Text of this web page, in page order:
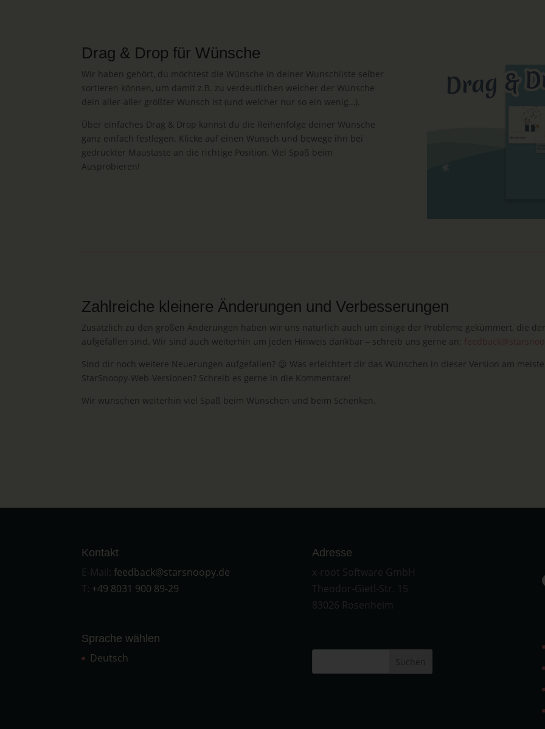
Drag & Drop für Wünsche
Wir haben gehört, du möchtest die Wünsche in deiner Wunschliste selber
sortieren können, um damit z.B. zu verdeutlichen welcher der Wünsche
dein aller-aller größter Wunsch ist (und welcher nur so ein wenig…).
Über einfaches Drag & Drop kannst du die Reihenfolge deiner Wünsche
ganz einfach festlegen. Klicke auf einen Wunsch und bewege ihn bei
gedrückter Maustaste an die richtige Position. Viel Spaß beim
Ausprobieren!
Zahlreiche kleinere Änderungen und Verbesserungen
Zusätzlich zu den großen Änderungen haben wir uns natürlich auch um einige der Probleme gekümmert, die
aufgefallen sind. Wir sind auch weiterhin um jeden Hinweis dankbar – schreib uns gerne an:
Sind dir noch weitere Neuerungen aufgefallen? 😉 Was erleichtert dir das Wünschen in dieser Version am
StarSnoopy-Web-Versionen? Schreib es gerne in die Kommentare!
Wir wünschen weiterhin viel Spaß beim Wünschen und beim Schenken.
Kontakt
E-Mail: feedback@starsnoopy.de
T: +49 8031 900 89-29
Sprache wählen
Deutsch
Adresse
x-root Software GmbH
Theodor-Gietl-Str. 15
83026 Rosenheim
Suchen